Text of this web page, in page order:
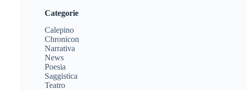
Categorie
Calepino
Chronicon
Narrativa
News
Poesia
Saggistica
Teatro